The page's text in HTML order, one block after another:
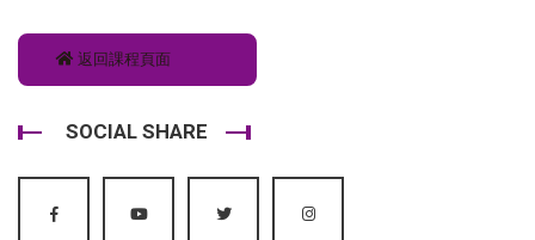
返回課程頁面
SOCIAL SHARE